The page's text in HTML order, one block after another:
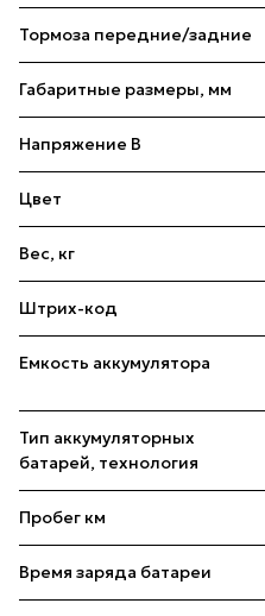
Тормоза передние/задние
Габаритные размеры, мм
Напряжение В
Цвет
Вес, кг
Штрих-код
Емкость аккумулятора
Тип аккумуляторных
батарей, технология
Пробег км
Время заряда батареи